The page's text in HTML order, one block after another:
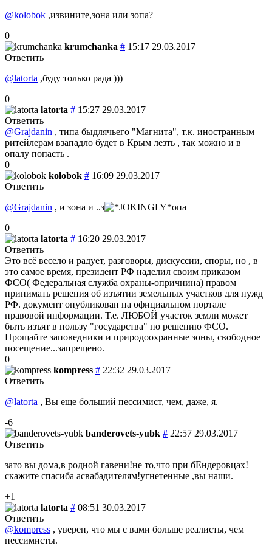
@kolobok ,извините,зона или зопа?
0
krumchanka # 15:17 29.03.2017
Ответить
@latorta ,буду только рада )))
0
latorta # 15:27 29.03.2017
Ответить
@Grajdanin , типа быдлячьего "Магнита", т.к. иностранным
ритейлерам взападло будет в Крым лезть , так можно и в
опалу попасть .
0
kolobok # 16:09 29.03.2017
Ответить
@Grajdanin , и зона и ..з
опа
0
latorta # 16:20 29.03.2017
Ответить
Это всё весело и радует, разговоры, дискуссии, споры, но , в
это самое время, президент РФ наделил своим приказом
ФСО( Федеральная служба охраны-опричнина) правом
принимать решения об изъятии земельных участков для нужд
РФ. документ опубликован на официальном портале
правовой информации. Т.е. ЛЮБОЙ участок земли может
быть изъят в пользу "государства" по решению ФСО.
Прощайте заповедники и природоохранные зоны, свободное
посещение...запрещено.
0
kompress # 22:32 29.03.2017
Ответить
@latorta , Вы еще больший пессимист, чем, даже, я.
-6
banderovets-yubk # 22:57 29.03.2017
Ответить
зато вы дома,в родной гавени!не то,что при бЕндеровцах!
скажите спасиба асвабадителям!угнетенные ,вы наши.
+1
latorta # 08:51 30.03.2017
Ответить
@kompress , уверен, что мы с вами больше реалисты, чем
пессимисты.